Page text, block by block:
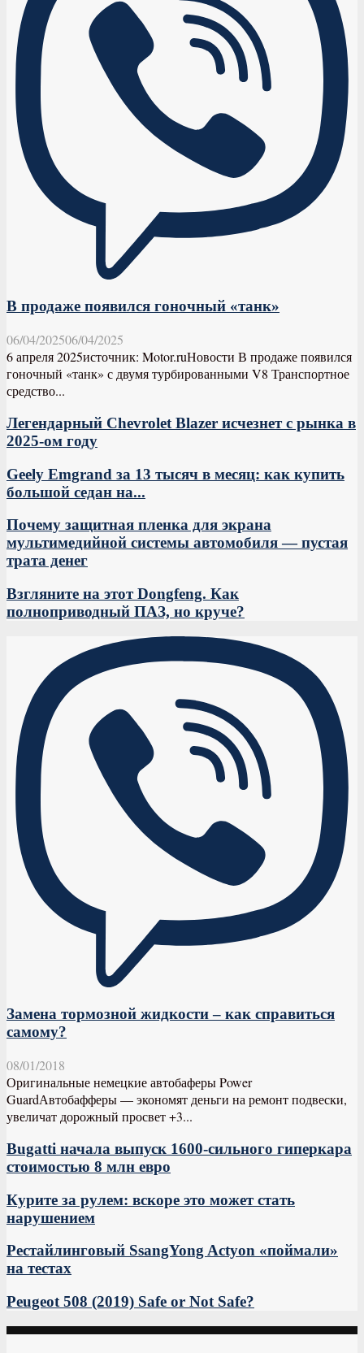
В продаже появился гоночный «танк»
06/04/202506/04/2025
6 апреля 2025источник: Motor.ruНовости В продаже появился
гоночный «танк» с двумя турбированными V8 Транспортное
средство...
Легендарный Chevrolet Blazer исчезнет с рынка в
2025-ом году
Geely Emgrand за 13 тысяч в месяц: как купить
большой седан на...
Почему защитная пленка для экрана
мультимедийной системы автомобиля — пустая
трата денег
Взгляните на этот Dongfeng. Как
полноприводный ПАЗ, но круче?
Замена тормозной жидкости – как справиться
самому?
08/01/2018
Оригинальные немецкие автобаферы Power
GuardАвтобафферы — экономят деньги на ремонт подвески,
увеличат дорожный просвет +3...
Bugatti начала выпуск 1600-сильного гиперкара
стоимостью 8 млн евро
Курите за рулем: вскоре это может стать
нарушением
Рестайлинговый SsangYong Actyon «поймали»
на тестах
Peugeot 508 (2019) Safe or Not Safe?